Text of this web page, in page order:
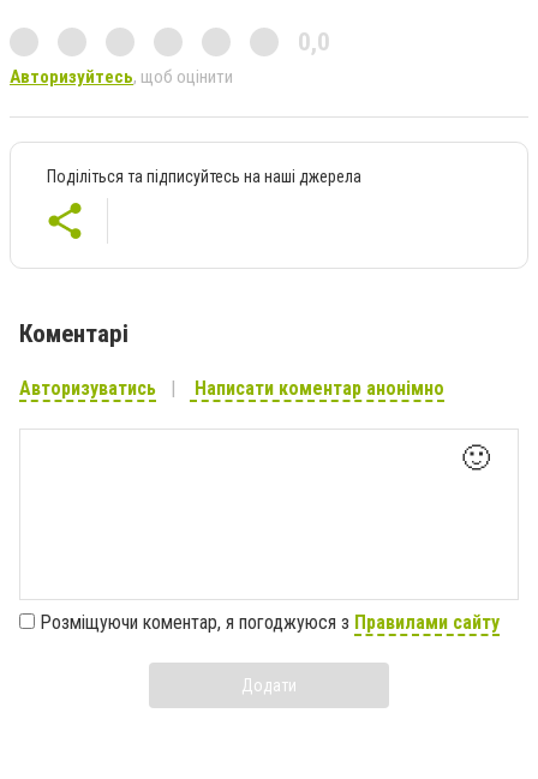
0,0
Авторизуйтесь, щоб оцінити
Поділіться та підписуйтесь на наші джерела
Коментарі
Авторизуватись Написати коментар анонімно
🙂
Розміщуючи коментар, я погоджуюся з Правилами сайту
Додати